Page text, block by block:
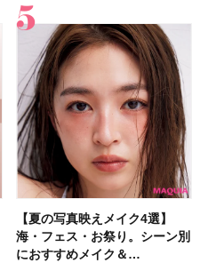
【夏の写真映えメイク4選】
海・フェス・お祭り。シーン別
におすすめメイク＆…
【2026夏】「洗顔料」ランキ
ングTOP5！＜マキアビューテ
ィーズが投票…
【夏の写真映えメイク4選】
海・フェス・お祭り。シーン別
におすすめメイク＆…
【石井美保さん・50歳のボディ
ケア愛用品16選】首・手・バス
トのパーツケ…
【石井美保さんのおすすめお菓
子＆お茶10選】手土産にもぴっ
たり
【2026年夏】透明感カラーの
髪色おすすめ20選！ ブリーチ
あり・なし別…
【読者プレゼント】羽の見えな
いハンディファン
「baramood」を3名様…
先行販売でゲット🧡LUNASOL
アイカラーレーションN 23
Rosy…